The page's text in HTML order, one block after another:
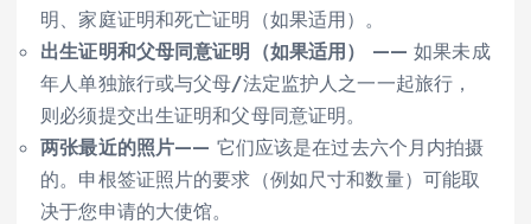
明、家庭证明和死亡证明（如果适用）。
出生证明和父母同意证明（如果适用）
—— 如果未成
年人单独旅行或与父母/法定监护人之一一起旅行，
则必须提交出生证明和父母同意证明。
两张最近的照片—— 它们应该是在过去六个月内拍摄
的。申根签证照片的要求（例如尺寸和数量）可能取
决于您申请的大使馆。